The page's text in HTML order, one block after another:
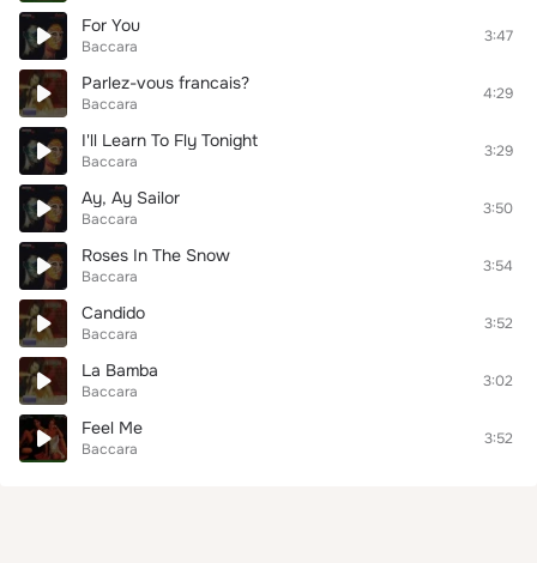
For You
Baccara
3:47
Parlez-vous francais?
Baccara
4:29
I'll Learn To Fly Tonight
Baccara
3:29
Ay, Ay Sailor
Baccara
3:50
Roses In The Snow
Baccara
3:54
Candido
Baccara
3:52
La Bamba
Baccara
3:02
Feel Me
Baccara
3:52